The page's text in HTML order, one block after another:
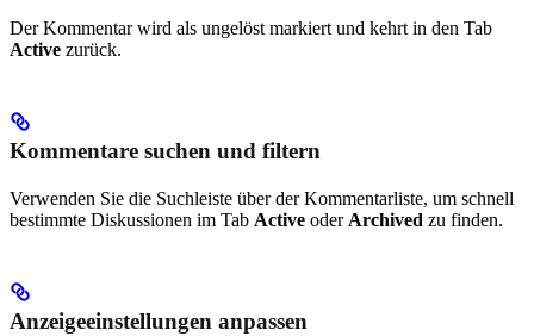
Der Kommentar wird als ungelöst markiert und kehrt in den Tab
Active zurück.
Kommentare suchen und filtern
Verwenden Sie die Suchleiste über der Kommentarliste, um schnell
bestimmte Diskussionen im Tab Active oderArchived zu finden.
Anzeigeeinstellungen anpassen